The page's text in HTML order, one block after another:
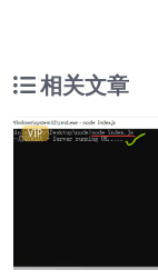
相关文章
VIP